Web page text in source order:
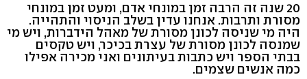
20 שנה זה הרבה זמן במונחי אדם, ומעט זמן במונחי
מסורת ותרבות. אנחנו עדין בשלב הניסוי והתהייה.
היה מי שניסה לכונן מסורת של מאהל הידברות, ויש מי
שמנסה לכונן מסורת של עצרת בכיכר, ויש טקסים
בבתי הספר ויש כתבות בעיתונים ואני מכירה אפילו
כמה אנשים שצמים.